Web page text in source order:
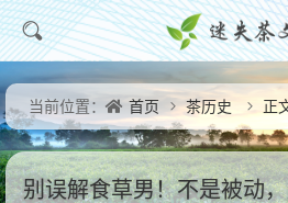
当前位置： 首页 茶历史 正
别误解食草男！不是被动